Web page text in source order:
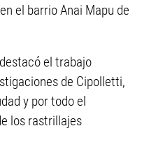
el barrio Anai Mapu de
el trabajo
de Cipolletti,
y por todo el
los rastrillajes